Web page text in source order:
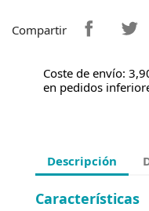
Compartir
Coste de envío:
en pedidos
Descripción
Características